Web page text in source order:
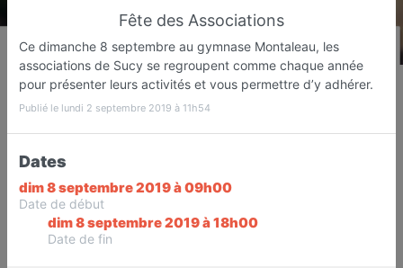
LaCarte Sucy
Web agency
Favori Contacter
Ouvre demain dès 09:00
Fête des Associations
Ce dimanche 8 septembre au gymnase Montaleau, les
associations de Sucy se regroupent comme chaque année
pour présenter leurs activités et vous permettre d’y adhérer.
Publié le lundi 2 septembre 2019 à 11h54
Dates
dim 8 septembre 2019 à 09h00
Date de début
dim 8 septembre 2019 à 18h00
Date de fin